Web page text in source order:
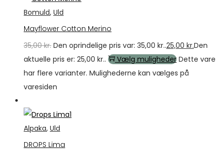
Bomuld, Uld
Mayflower Cotton Merino
35,00kr. Den oprindelige pris var: 35,00 kr..25,00 kr.Den
aktuelle pris er: 25,00 kr..
Vælg muligheder Dette vare
har flere varianter. Mulighederne kan vælges på
varesiden
Alpaka, Uld
DROPS Lima